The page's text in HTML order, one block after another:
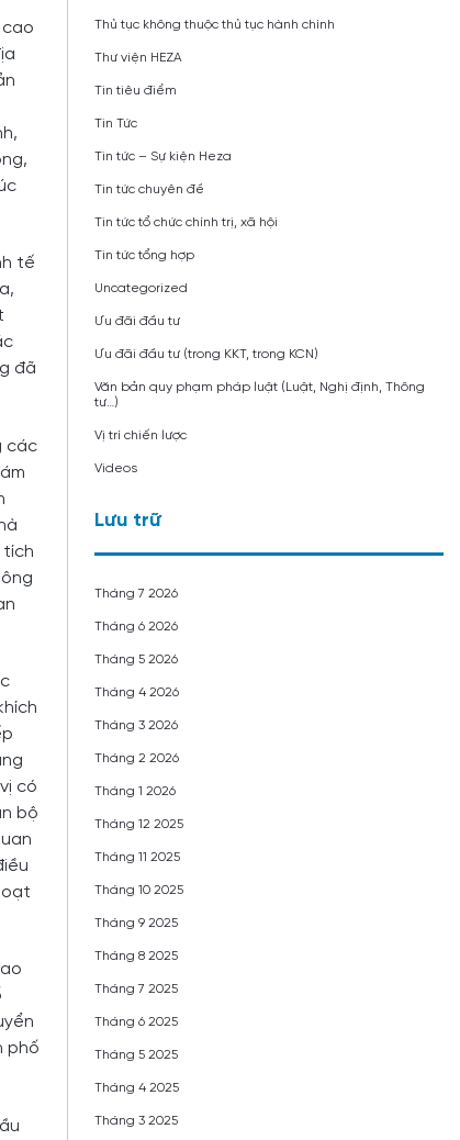
cao
tế
đã
các
tích
có
bộ
phố
Thủ tục không thuộc thủ tục hành chính
Thư viện HEZA
Tin tiêu điểm
Tin Tức
Tin tức – Sự kiện Heza
Tin tức chuyên đề
Tin tức tổ chức chính trị, xã hội
Tin tức tổng hợp
Uncategorized
Ưu đãi đầu tư
Ưu đãi đầu tư (trong KKT, trong KCN)
Văn bản quy phạm pháp luật (Luật, Nghị định, Thông
tư…)
Vị trí chiến lược
Videos
Lưu trữ
Tháng 7 2026
Tháng 6 2026
Tháng 5 2026
Tháng 4 2026
Tháng 3 2026
Tháng 2 2026
Tháng 1 2026
Tháng 12 2025
Tháng 11 2025
Tháng 10 2025
Tháng 9 2025
Tháng 8 2025
Tháng 7 2025
Tháng 6 2025
Tháng 5 2025
Tháng 4 2025
Tháng 3 2025